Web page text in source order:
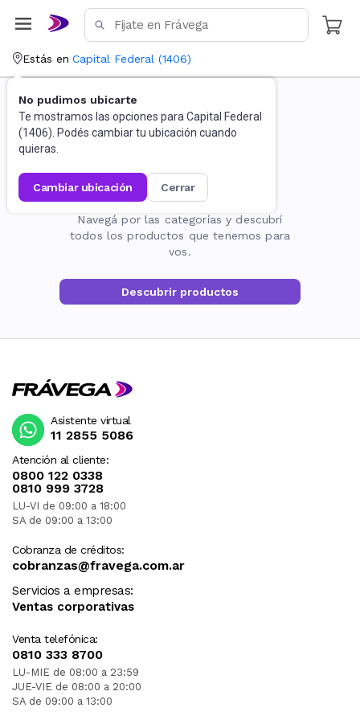
Estás en Capital Federal (1406)
No pudimos ubicarte
Te mostramos las opciones para Capital Federal
(1406). Podés cambiar tu ubicación cuando
quieras.
cambiar ubicación cerrar
La página no existe
Navegá por las categorías y descubrí
todos los productos que tenemos para
vos.
Descubrir productos
Atención al cliente:
0800 122 0338
0810 999 3728
LU-VI de 09:00 a 18:00
SA de 09:00 a 13:00
Cobranza de créditos:
cobranzas@fravega.com.ar
Servicios a empresas:
Ventas corporativas
Venta telefónica:
0810 333 8700
LU-MIE de 08:00 a 23:59
JUE-VIE de 08:00 a 20:00
SA de 09:00 a 13:00
Asistente virtual
11 2855 5086